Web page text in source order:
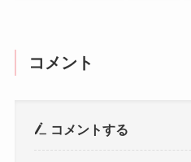
コメント
コメントする